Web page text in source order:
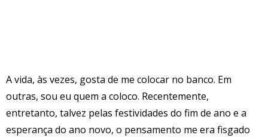
A vida, às vezes, gosta de me colocar no banco. Em
outras, sou eu quem a coloco. Recentemente,
entretanto, talvez pelas festividades do fim de ano e a
esperança do ano novo, o pensamento me era fisgado